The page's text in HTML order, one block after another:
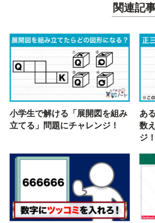
関連記
小学生で解ける「展開図を組み
立てる」問題にチャレンジ！
あ
数
ジ！